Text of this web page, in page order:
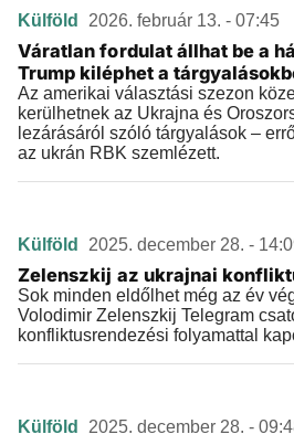
Külföld 2026. február 13. - 07:45
Váratlan fordulat állhat be a
Trump kiléphet a
Az amerikai választási szezon
kerülhetnek az Ukrajna és
lezárásáról szóló tárgyalások –
az ukrán RBK szemlézett.
Külföld 2025. december 28. -
Zelenszkij az ukrajnai
Sok minden eldőlhet még az év
Volodimir Zelenszkij Telegram
konfliktusrendezési folyamattal
Külföld 2025. december 28. -